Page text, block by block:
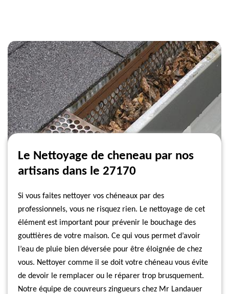
Le Nettoyage de cheneau par nos
artisans dans le 27170
Si vous faites nettoyer vos chéneaux par des
professionnels, vous ne risquez rien. Le nettoyage de cet
élément est important pour prévenir le bouchage des
gouttières de votre maison. Ce qui vous permet d’avoir
l’eau de pluie bien déversée pour être éloignée de chez
vous. Nettoyer comme il se doit votre chéneau vous évite
de devoir le remplacer ou le réparer trop brusquement.
Notre équipe de couvreurs zingueurs chez Mr Landauer